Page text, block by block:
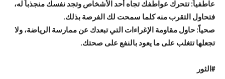
عاطفياً: تتحرك عواطفك تجاه أحد الأشخاص وتجد نفسك منجذباً له،
فتحاول التقرب منه كلما سمحت لك الفرصة بذلك.
صحياً: حاول مقاومة الإغراءات التي تبعدك عن ممارسة الرياضة، ولا
تجعلها تتغلب على ما يعود بالنفع على صحتك.
#الثور